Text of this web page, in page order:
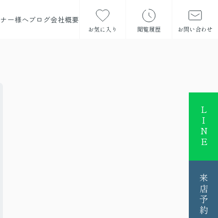
ー様へブログ会社概要
お気に入り 閲覧履歴 お問い合わせ
LINE
来店予約